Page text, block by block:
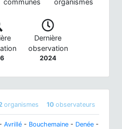
communes organismes
Dernière
observation
2024
organismes 10 observateurs
- Avrillé - Bouchemaine - Denée -